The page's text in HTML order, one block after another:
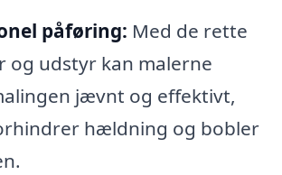
påføring: Med de rette
og udstyr kan malerne
jævnt og effektivt,
hældning og bobler